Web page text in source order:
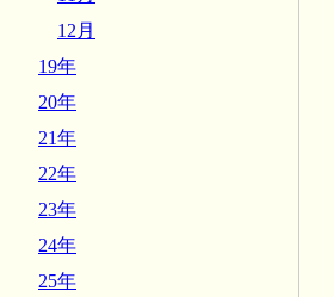
12月
19年
20年
21年
22年
23年
24年
25年